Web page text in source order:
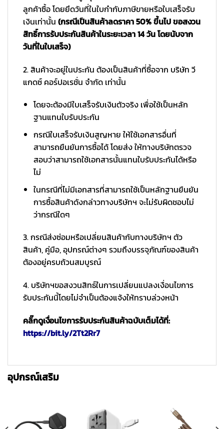
ลูกค้าซื้อ โดยยึดวันที่ในใบกำกับภาษีขายหรือใบเสร็จรับ
เงินเท่านั้น (กรณีเป็นสินค้าลดราคา 50% ขึ้นไป ขอสงวน
สิทธิ์การรับประกันสินค้าในระยะเวลา 14 วัน โดยนับจาก
วันที่ในใบเสร็จ)
2. สินค้าจะอยู่ในประกัน ต้องเป็นสินค้าที่ซื้อจาก บริษัท วี
แกดซ์ คอร์ปอเรชั่น จำกัด เท่านั้น
โดยจะต้องมีใบเสร็จรับเงินตัวจริง เพื่อใช้เป็นหลัก
ฐานแทนใบรับประกัน
กรณีใบเสร็จรับเงินสูญหาย ให้ใช้เอกสารอื่นที่
สามารถยืนยันการซื้อได้ โดยส่ง ให้ทางบริษัทตรวจ
สอบว่าสามารถใช้เอกสารนั้นแทนใบรับประกันได้หรือ
ไม่
ในกรณีที่ไม่มีเอกสารที่สามารถใช้เป็นหลักฐานยืนยัน
การซื้อสินค้าดังกล่าวทางบริษัทฯ จะไม่รับผิดชอบไม่
ว่ากรณีใดๆ
3. กรณีส่งซ่อมหรือเปลี่ยนสินค้ากับทางบริษัทฯ ตัว
สินค้า, คู่มือ, อุปกรณ์ต่างๆ รวมถึงบรรจุภัณฑ์ของสินค้า
ต้องอยู่ครบถ้วนสมบูรณ์
4. บริษัทฯขอสงวนสิทธ์ในการเปลี่ยนแปลงเงื่อนไขการ
รับประกันนี้โดยไม่จำเป็นต้องแจ้งให้ทราบล่วงหน้า
คลิ๊กดูเงื่อนไขการรับประกันสินค้าฉบับเต็มได้ที่:
https://bit.ly/2Tt2Rr7
อุปกรณ์เสริม